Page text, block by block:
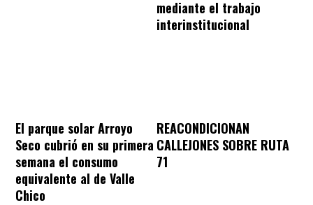
mediante el trabajo
interinstitucional
El parque solar Arroyo
Seco cubrió en su primera
semana el consumo
equivalente al de Valle
Chico
REACONDICIONAN
CALLEJONES SOBRE RUTA
71